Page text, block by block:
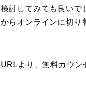
討してみても良いで
らオンラインに切り
より、無料カウン